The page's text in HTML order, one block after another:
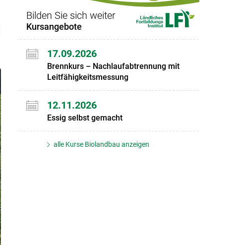
Bilden Sie sich weiter
Kursangebote
17.09.2026
Brennkurs – Nachlaufabtrennung mit
Leitfähigkeitsmessung
12.11.2026
Essig selbst gemacht
alle Kurse Biolandbau anzeigen